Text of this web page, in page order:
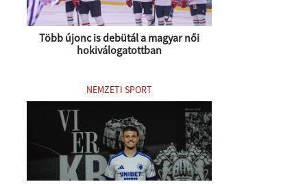
Több újonc is debütál a magyar női
hokiválogatottban
NEMZETI SPORT